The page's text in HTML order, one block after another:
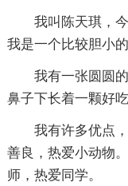
我叫陈天琪，
我是一个比较胆小的
我有一张圆圆
鼻子下长着一颗好
我有许多优点
善良，热爱小动物
师，热爱同学。